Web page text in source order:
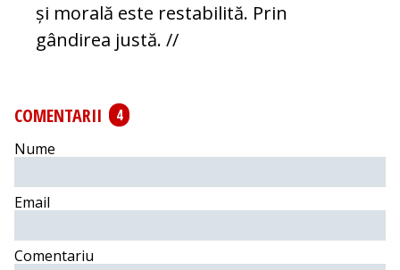
și morală este re­stabilită. Prin
gândirea justă. //
COMENTARII
4
Nume
Email
Comentariu